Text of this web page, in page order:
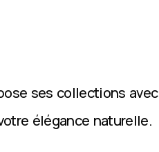
ses collections avec
élégance naturelle.